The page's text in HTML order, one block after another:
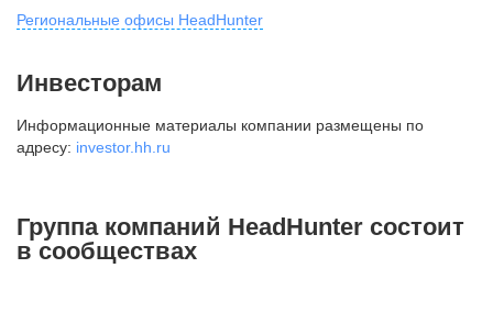
Региональные офисы HeadHunter
внутригородская территория
Муниципальный округ Тверской,
2-я Брестская ул., д. 48,
+7 495 980-64-27
Инвесторам
Информационные материалы компании размещены по
адресу: investor.hh.ru
Группа компаний HeadHunter состоит
в сообществах